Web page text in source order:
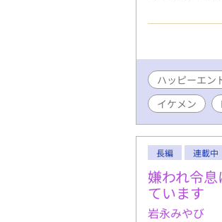
「天使」と
であるマーリ
史や一族の
ス」が抜けて
ーリンは、シ
日、納得がい
ている。
ハッピーエン
イケメン
長編 連載中
嫌われ令
ています
岩永みやび